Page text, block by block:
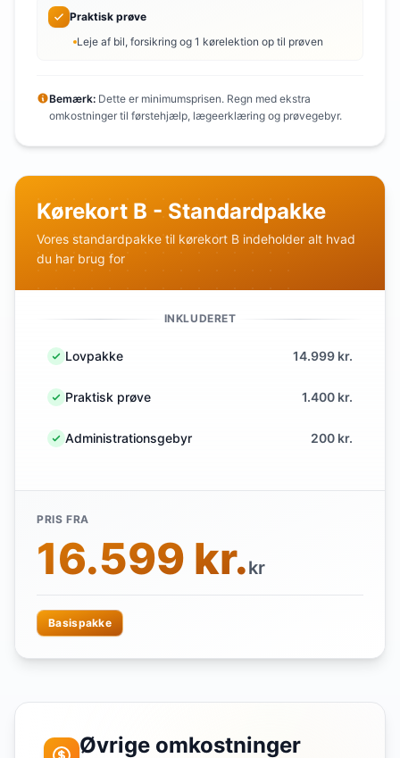
Praktisk prøve
Leje af bil, forsikring og 1 kørelektion op til prøven
Bemærk: Dette er minimumsprisen. Regn med ekstra
omkostninger til førstehjælp, lægeerklæring og prøvegebyr.
Kørekort B - Standardpakke
Vores standardpakke til kørekort B indeholder alt hvad
du har brug for
INKLUDERET
Lovpakke 14.999 kr.
Praktisk prøve 1.400 kr.
Administrationsgebyr 200 kr.
PRIS FRA
16.599 kr.kr
Basispakke
Øvrige omkostninger